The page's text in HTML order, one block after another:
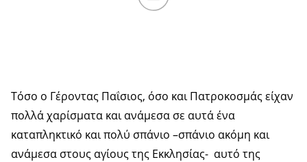
Τόσο ο Γέροντας Παΐσιος, όσο και Πατροκοσμάς είχαν
πολλά χαρίσματα και ανάμεσα σε αυτά ένα
καταπληκτικό και πολύ σπάνιο –σπάνιο ακόμη και
ανάμεσα στους αγίους της Εκκλησίας- αυτό της